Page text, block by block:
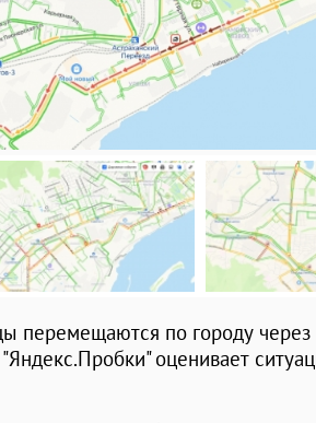
перемещаются по городу
оценивает